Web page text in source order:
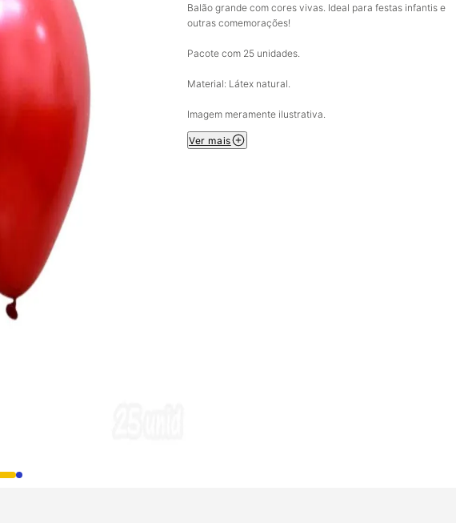
Balão grande com cores vivas. Ideal para festas infantis e
outras comemorações!
Pacote com 25 unidades.
Material: Látex natural.
Imagem meramente ilustrativa.
Ver mais